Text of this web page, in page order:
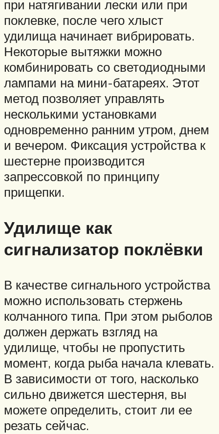
при натягивании лески или при
поклевке, после чего хлыст
удилища начинает вибрировать.
Некоторые вытяжки можно
комбинировать со светодиодными
лампами на мини-батареях. Этот
метод позволяет управлять
несколькими установками
одновременно ранним утром, днем ​​
и вечером. Фиксация устройства к
шестерне производится
запрессовкой по принципу
прищепки.
Удилище как
сигнализатор поклёвки
В качестве сигнального устройства
можно использовать стержень
колчанного типа. При этом рыболов
должен держать взгляд на
удилище, чтобы не пропустить
момент, когда рыба начала клевать.
В зависимости от того, насколько
сильно движется шестерня, вы
можете определить, стоит ли ее
резать сейчас.